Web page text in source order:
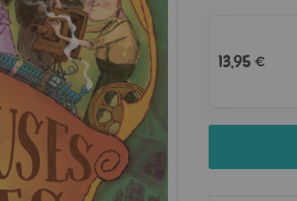
13,95 €